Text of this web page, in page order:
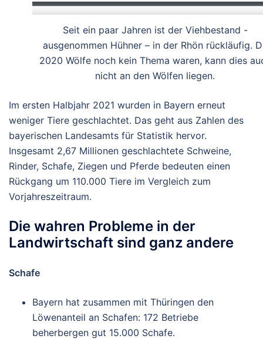
Seit ein paar Jahren ist der Viehbestand -
ausgenommen Hühner – in der Rhön rückläufig.
2020 Wölfe noch kein Thema waren, kann dies
nicht an den Wölfen liegen.
Im ersten Halbjahr 2021 wurden in Bayern erneut
weniger Tiere geschlachtet. Das geht aus Zahlen des
bayerischen Landesamts für Statistik hervor.
Insgesamt 2,67 Millionen geschlachtete Schweine,
Rinder, Schafe, Ziegen und Pferde bedeuten einen
Rückgang um 110.000 Tiere im Vergleich zum
Vorjahreszeitraum.
Die wahren Probleme in der
Landwirtschaft sind ganz andere
Schafe
Bayern hat zusammen mit Thüringen den
Löwenanteil an Schafen: 172 Betriebe
beherbergen gut 15.000 Schafe.